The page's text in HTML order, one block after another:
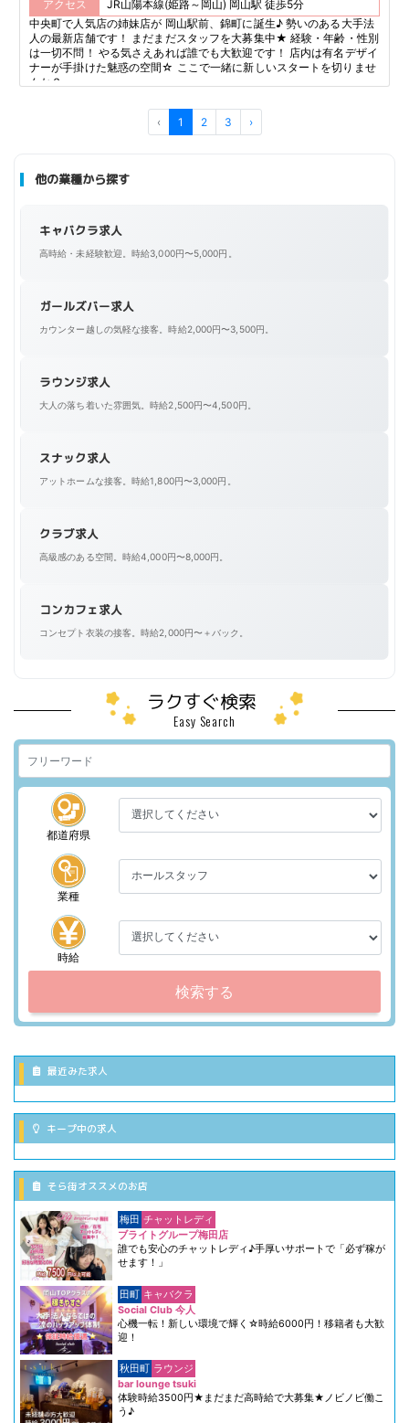
アクセス
JR山陽本線(姫路～岡山) 岡山駅 徒歩5分
中央町で人気店の姉妹店が 岡山駅前、錦町に誕生♪ 勢いのある大手法
人の最新店舗です！ まだまだスタッフを大募集中★ 経験・年齢・性別
は一切不問！ やる気さえあれば誰でも大歓迎です！ 店内は有名デザイ
ナーが手掛けた魅惑の空間☆ ここで一緒に新しいスタートを切りませ
んか？
‹ 1 2 3 ›
他の業種から探す
キャバクラ求人
高時給・未経験歓迎。時給3,000円〜5,000円。
ガールズバー求人
カウンター越しの気軽な接客。時給2,000円〜3,500円。
ラウンジ求人
大人の落ち着いた雰囲気。時給2,500円〜4,500円。
スナック求人
アットホームな接客。時給1,800円〜3,000円。
クラブ求人
高級感のある空間。時給4,000円〜8,000円。
コンカフェ求人
コンセプト衣装の接客。時給2,000円〜＋バック。
ラクすぐ検索
Easy Search
都道府県
業種
時給
検索する
最近みた求人
キープ中の求人
そら街オススメのお店
梅田 チャットレディ
ブライトグループ梅田店
誰でも安心のチャットレディ♪手厚いサポートで「必ず稼が
せます！」
田町 キャバクラ
Social Club 今人
心機一転！新しい環境で輝く☆時給6000円！移籍者も大歓
迎！
秋田町 ラウンジ
bar lounge tsuki
体験時給3500円★まだまだ高時給で大募集★ノビノビ働こ
う♪